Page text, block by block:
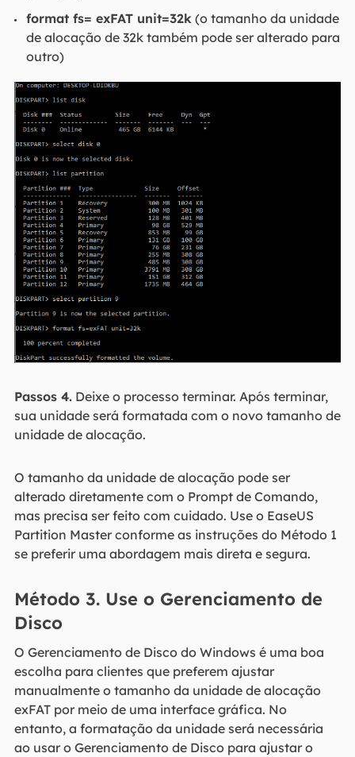
format fs= exFAT unit=32k(o tamanho da unidade
de alocação de 32k também pode ser alterado para
outro)
Passos 4.Deixe o processo terminar. Após terminar,
sua unidade será formatada com o novo tamanho de
unidade de alocação.
O tamanho da unidade de alocação pode ser
alterado diretamente com o Prompt de Comando,
mas precisa ser feito com cuidado. Use o EaseUS
Partition Master conforme as instruções do Método 1
se preferir uma abordagem mais direta e segura.
Método 3. Use o Gerenciamento de
Disco
O Gerenciamento de Disco do Windows é uma boa
escolha para clientes que preferem ajustar
manualmente o tamanho da unidade de alocação
exFAT por meio de uma interface gráfica. No
entanto, a formatação da unidade será necessária
ao usar o Gerenciamento de Disco para ajustar o